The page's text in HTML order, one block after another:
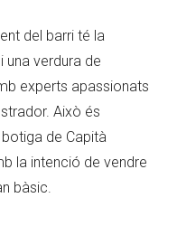
del barri té la
una verdura de
experts apassionats
Això és
de Capità
la intenció de vendre
bàsic.